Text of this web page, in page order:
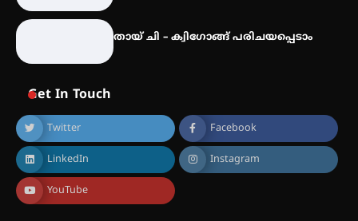
തായ് ചി – ക്വിഗോങ്ങ് പരിചയപ്പെടാം
Get In Touch
Twitter Facebook
LinkedIn Instagram
YouTube